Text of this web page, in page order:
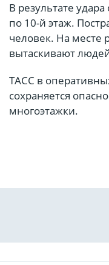
В результате
по 10-й этаж.
человек. На месте
вытаскивают
ТАСС в
сохраняется
многоэтажки.